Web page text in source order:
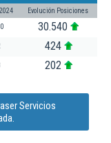
Evolución Posiciones
30.540
424
202
Servicios